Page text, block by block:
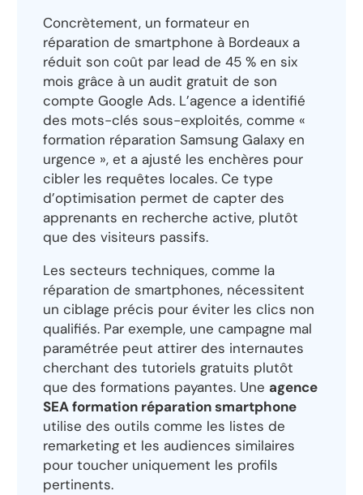
Concrètement, un formateur en
réparation de smartphone à Bordeaux a
réduit son coût par lead de 45 % en six
mois grâce à un audit gratuit de son
compte Google Ads. L’agence a identifié
des mots-clés sous-exploités, comme «
formation réparation Samsung Galaxy en
urgence », et a ajusté les enchères pour
cibler les requêtes locales. Ce type
d’optimisation permet de capter des
apprenants en recherche active, plutôt
que des visiteurs passifs.
Les secteurs techniques, comme la
réparation de smartphones, nécessitent
un ciblage précis pour éviter les clics non
qualifiés. Par exemple, une campagne mal
paramétrée peut attirer des internautes
cherchant des tutoriels gratuits plutôt
que des formations payantes. Une agence
SEA formation réparation smartphone
utilise des outils comme les listes de
remarketing et les audiences similaires
pour toucher uniquement les profils
pertinents.